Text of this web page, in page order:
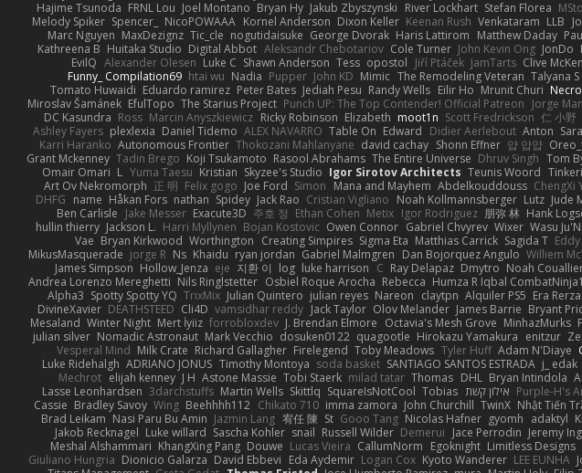
Hajime Tsunoda FRNL Lou Joel Montano Bryan Hy Jakub Zbyszynski River Lockhart Stefan Florea
Melody Spiker Spencer_ NicoPOWAAA Kornel Anderson Dixon Keller Keenan Rush Venkataram LLB
Marc Nguyen MaxDezignz Tic_cle nogutidaisuke George Dvorak Haris Lattirom Matthew Daday
Kathreena B Huitaka Studio Digital Abbot Aleksandr Chebotariov Cole Turner John Kevin Ong JonDo
EvilQ Alexander Olesen Luke C Shawn Anderson Tess opostol Jiří Ptáček JamTarts Clive
Funny_ Compilation69 htai wu Nadia Pupper John KD Mimic The Remodeling Veteran Talyana S
Tomato Huwaidi Eduardo ramirez Peter Bates Jediah Pesu Randy Wells Eilir Ho Mrunit Churi
Miroslav Šamánek EfulTopo The Starius Project Punch UP: The Top Contender! Official Patreon Jorge
DC Kasundra Ross Marcin Anyszkiewicz Ricky Robinson Elizabeth moot1n Scott Fredrickson 仁 小野
Ashley Fayers plexlexia Daniel Tidemo ALEX NAVARRO Table On Edward Didier Aerlebout Anton Sara
Karri Haranko Autonomous Frontier Thokozani Mahlanyane david cachay Shonn Effner 얍 얍얍
Grant Mckenney Tadin Brego Koji Tsukamoto Rasool Abrahams The Entire Universe Dhruv Singh Tom
Omair Omari L Yuma Taesu Kristian Skyzee's Studio Igor Sirotov Architects Teunis Woord
Art Ov Nekromorph 正 明 Felix gogo Joe Ford Simon Mana and Mayhem Abdelkouddouss ChengXi
DHFG name Håkan Fors nathan Spidey Jack Rao Cristian Vigliano Noah Kollmannsberger Lutz Jude
Ben Carlisle Jake Messer Exacute3D 주호 정 Ethan Cohen Metix Igor Rodriguez 朋弥 林 Hank
hullin thierry Jackson L. Harri Myllynen Bojan Kostovic Owen Connor Gabriel Chvyrev Wixer Wasu
Vae Bryan Kirkwood Worthington Creating Simpires Sigma Eta Matthias Carrick Sagida T Eddy
MikusMasquerade jorge R Ns Khaidu ryan jordan Gabriel Malmgren Dan Bojorquez Angulo Williem
James Simpson Hollow_Jenza eje 지환 이 log luke harrison C Ray Delapaz Dmytro Noah
Andrea Lorenzo Mereghetti Nils Ringlstetter Osbiel Roque Arocha Rebecca Humza R Iqbal
Alpha3 Spotty Spotty YQ TrixMix Julian Quintero julian reyes Nareon claytpn Alquiler PS5 Era Rerza
DivineXavier DEATHSTEED Cli4D vamsidhar reddy Jack Taylor Olov Melander James Barrie Bryant
Mesaland Winter Night Mert İyiiz forrobloxdev J. Brendan Elmore Octavia's Mesh Grove MinhazMurks
julian silver Nomadic Astronaut Mark Vecchio dosuken0122 quagootle Hirokazu Yamakura enitzur
Vesperal Mind Milk Crate Richard Gallagher Firelegend Toby Meadows Tyler Huff Adam N'Diaye
Luke Ridehalgh ADRIANO JONUS Timothy Montoya soda basket SANTIAGO SANTOS ESTRADA j_ edak
Mechrot elijah kenney J H Astone Massie Tobi Staerk milad tatar Thomas DHL Bryan Intindola
Lasse Leonhardsen 3darchstuffs Martin Wells Skittlq SquareIsNotCool Tobias אילון קשת Purple-H's
Cassie Bradley Savoy Wing Beehhhh112 Chikato 710 imma zamora John Churchill TwinX Nhật Tiến
Brad Leikam Nasi Paru Bu Amin Jazmin Lang 宥任 陳 St Gooo Tang Nicolas Hafner gyomh adaktyl
Jakob Recknagel Luke willard Sascha Kohler snail Russell Wilder Demerui Jace Perrodin Jeremy
Meshal Alshammari KhangXing Pang Douwe Lucas Vieira CallumNorm Egoknight Limitless Designs
Giuliano Hungria Dionicio Galarza David Ebbevi Eda Aydemir Logan Cox Kyoto Wanderer LEE EUNHA